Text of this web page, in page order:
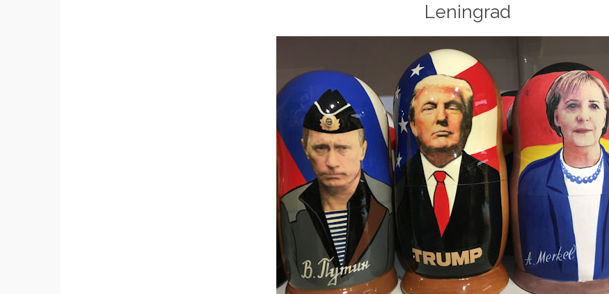
Leningrad